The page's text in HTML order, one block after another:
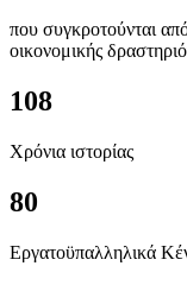
που συγκροτούνται
οικονομικής
108
Χρόνια ιστορίας
80
Εργατοϋπαλληλικά